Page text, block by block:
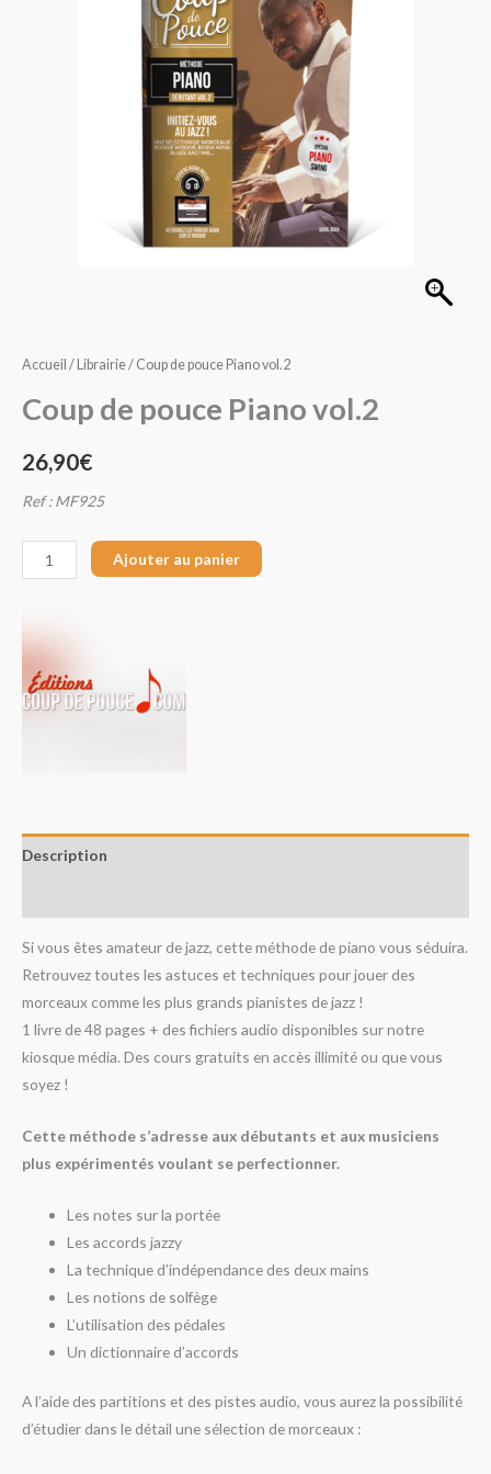
Accueil / Librairie/ Coup de pouce Piano vol.2
Coup de pouce Piano vol.2
26,90€
Ref : MF925
Ajouter au panier
Description
Si vous êtes amateur de jazz, cette méthode de piano vous séduira.
Retrouvez toutes les astuces et techniques pour jouer des
morceaux comme les plus grands pianistes de jazz !
1 livre de 48 pages + des fichiers audio disponibles sur notre
kiosque média. Des cours gratuits en accès illimité ou que vous
soyez !
Cette méthode s’adresse aux débutants et aux musiciens
plus expérimentés voulant se perfectionner.
Les notes sur la portée
Les accords jazzy
La technique d’indépendance des deux mains
Les notions de solfège
L’utilisation des pédales
Un dictionnaire d’accords
A l’aide des partitions et des pistes audio, vous aurez la possibilité
d’étudier dans le détail une sélection de morceaux :